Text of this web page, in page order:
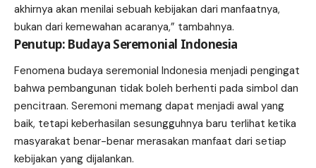
akhirnya akan menilai sebuah kebijakan dari manfaatnya,
bukan dari kemewahan acaranya,” tambahnya.
Penutup: Budaya Seremonial Indonesia
Fenomena budaya seremonial Indonesia menjadi pengingat
bahwa pembangunan tidak boleh berhenti pada simbol dan
pencitraan. Seremoni memang dapat menjadi awal yang
baik, tetapi keberhasilan sesungguhnya baru terlihat ketika
masyarakat benar-benar merasakan manfaat dari setiap
kebijakan yang dijalankan.